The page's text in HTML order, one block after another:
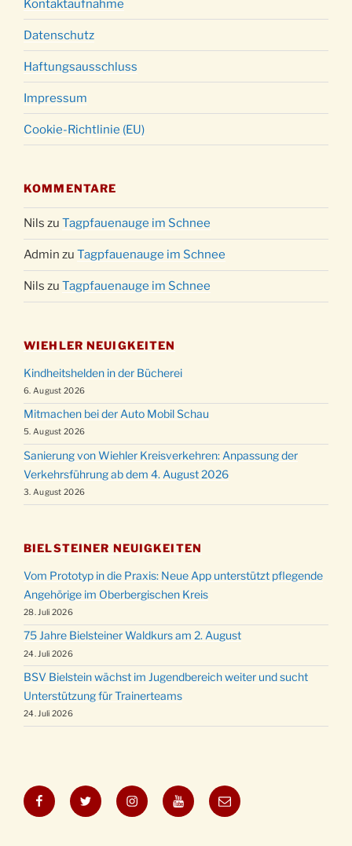
Kontaktaufnahme
Datenschutz
Haftungsausschluss
Impressum
Cookie-Richtlinie (EU)
KOMMENTARE
Nils zu Tagpfauenauge im Schnee
Admin zu Tagpfauenauge im Schnee
Nils zu Tagpfauenauge im Schnee
WIEHLER NEUIGKEITEN
Kindheitshelden in der Bücherei
6. August 2026
Mitmachen bei der Auto Mobil Schau
5. August 2026
Sanierung von Wiehler Kreisverkehren: Anpassung der
Verkehrsführung ab dem 4. August 2026
3. August 2026
BIELSTEINER NEUIGKEITEN
Vom Prototyp in die Praxis: Neue App unterstützt pflegende
Angehörige im Oberbergischen Kreis
28. Juli 2026
75 Jahre Bielsteiner Waldkurs am 2. August
24. Juli 2026
BSV Bielstein wächst im Jugendbereich weiter und sucht
Unterstützung für Trainerteams
24. Juli 2026
FacebookTwitter InstagramYouTubeE-
Mail